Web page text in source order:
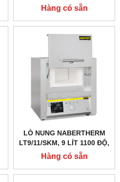
LÍT 1100 ĐỘ, CỬA TRƯỢT
LÊN
Hàng có sẵn
LÒ NUNG NABERTHERM
LT9/11/SKM, 9 LÍT 1100 ĐỘ,
GIA NHIỆT 4 MẶT, CỬA
TRƯỢT LÊN
Hàng có sẵn